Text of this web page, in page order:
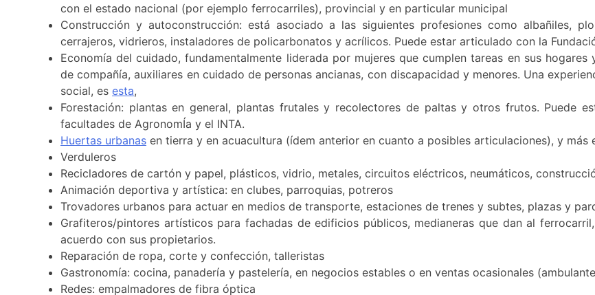
con el estado nacional (por ejemplo ferrocarriles), provincial y en particular municipal
Construcción y autoconstrucción: está asociado a las siguientes profesiones como albañiles,
cerrajeros, vidrieros, instaladores de policarbonatos y acrílicos. Puede estar articulado con la
Economía del cuidado, fundamentalmente liderada por mujeres que cumplen tareas en sus
de compañía, auxiliares en cuidado de personas ancianas, con discapacidad y menores. Una
social, es esta,
Forestación: plantas en general, plantas frutales y recolectores de paltas y otros frutos. Puede
facultades de AgronomÍa y el INTA.
Huertas urbanas en tierra y en acuacultura (ídem anterior en cuanto a posibles articulaciones), y más
Verduleros
Recicladores de cartón y papel, plásticos, vidrio, metales, circuitos eléctricos, neumáticos,
Animación deportiva y artística: en clubes, parroquias, potreros
Trovadores urbanos para actuar en medios de transporte, estaciones de trenes y subtes, plazas y
Grafiteros/pintores artísticos para fachadas de edificios públicos, medianeras que dan al
acuerdo con sus propietarios.
Reparación de ropa, corte y confección, talleristas
Gastronomía: cocina, panadería y pastelería, en negocios estables o en ventas ocasionales
Redes: empalmadores de fibra óptica